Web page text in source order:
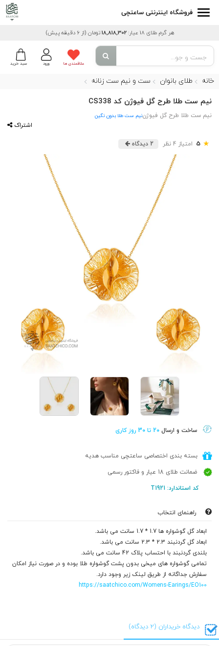
فروشگاه اینترنتی ساعتچی
هر گرم طلای 18 عیار: 18,818,302 تومان (از 6 دقیقه پیش)
سبد خرید ورود علاقمندی ها
خانه طلای بانوان ست و نیم ست زنانه
نیم ست طلا طرح گل فیوژن کد CS338
نیم ست طلا طرح گل فیوژننیم ست طلا بدون نگین
اشتراک
★
5 امتیاز 4 نظر 2 دیدگاه
ساخت و ارسال 20 تا 30 روز کاری
بسته بندی اختصاصی ساعتچی مناسب هدیه
ضمانت طلای 18 عیار و فاکتور رسمی
کد استاندارد: T1921
راهنمای انتخاب
ابعاد گل گوشواره ها 1.7 * 1.7 سانت می باشد.
ابعاد گل گردنبند 2.3 * 2.3 سانت می باشد.
بلندی گردنبند با احتساب پلاک 42 سانت می باشد.
تمامی گوشواره های میخی بدون پشت گوشواره طلا بوده و در صورت نیاز امکان
سفارش جداگانه از طریق لینک زیر وجود دارد.
https://saatchico.com/Womens-Earings/EO100
دیدگاه خریداران (2 دیدگاه)